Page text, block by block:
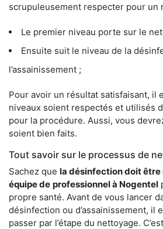
scrupuleusement respecter pour un
Le premier niveau porte sur le
Ensuite suit le niveau de la
l’assainissement ;
Pour avoir un résultat satisfaisant, il
niveaux soient respectés et utilisés
pour la procédure. Aussi, vous
soient bien faits.
Tout savoir sur le processus de
Sachez que la désinfection doit être
équipe de professionnel à Nogentel
propre santé. Avant de vous lancer
désinfection ou d’assainissement, il
passer par l’étape du nettoyage.